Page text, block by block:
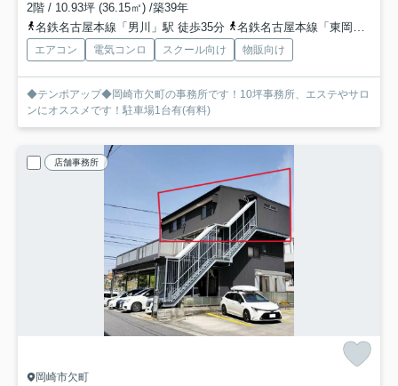
2階 / 10.93坪 (36.15㎡) /築39年
名鉄名古屋本線「男川」駅 徒歩35分
名鉄名古屋本線「東岡崎」駅 徒歩37分
エアコン 電気コンロ スクール向け 物販向け
◆テンポアップ◆岡崎市欠町の事務所です！10坪事務所、エステやサロ
ンにオススメです！駐車場1台有(有料)
店舗事務所
岡崎市欠町